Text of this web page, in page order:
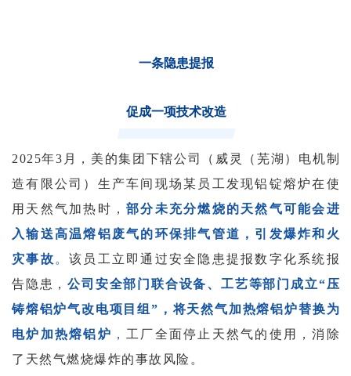
一条隐患提报
促成一项技术改造
2025年3月，美的集团下辖公司（威灵（芜湖）电机制
造有限公司）生产车间现场某员工 发现铝锭熔炉在使
用天然气加热时， 部分未充分燃烧的天然气可能会进
入输送高温熔铝废气的环保排气管道，引发爆炸和火
灾事故 。 该员工立即通过安全隐患提报数字化系统报
告隐患，公司安全部门联合设备、工艺等部门成立“压
铸熔铝炉气改电项目组”，将天然气加热熔铝炉替换为
电炉加热熔铝炉 ， 工厂全面停止天然气的使用，消除
了天然气燃烧爆炸的事故风险。